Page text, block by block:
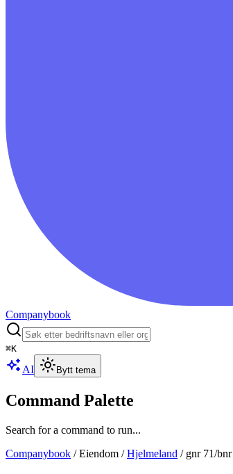
Companybook
⌘K
AI Bytt tema
Command Palette
Search for a command to run...
Companybook /Eiendom /Hjelmeland / gnr 71/bnr